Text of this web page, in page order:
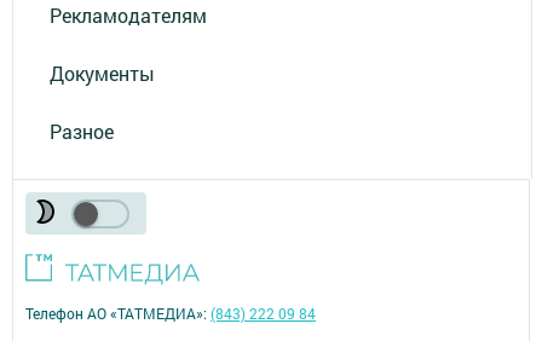
Рекламодателям
Документы
Разное
Телефон АО «ТАТМЕДИА»:(843) 222 09 84